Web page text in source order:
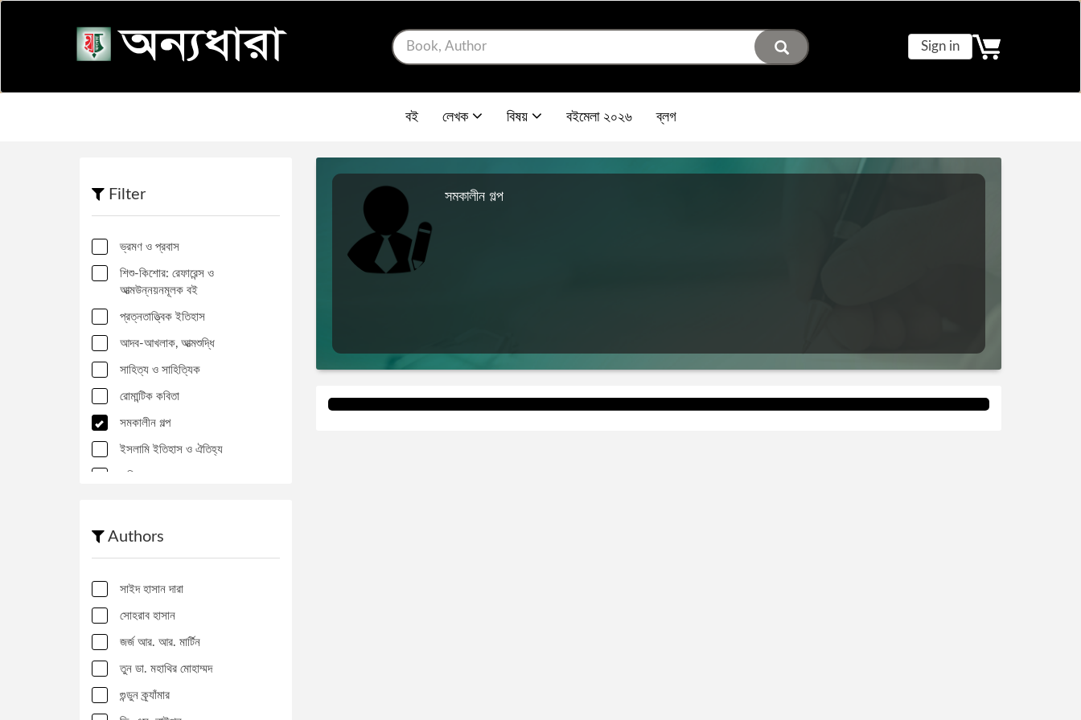
Sign in
বই লেখক বিষয় বইমেলা ২০২৬ ব্লগ
Filter
ভ্রমণ ও প্রবাস
শিশু-কিশোর: রেফারেন্স ও
আত্মউন্নয়নমূলক বই
প্রত্নতাত্ত্বিক ইতিহাস
আদব-আখলাক, আত্মশুদ্ধি
সাহিত্য ও সাহিত্যিক
রোমান্টিক কবিতা
সমকালীন গল্প
ইসলামি ইতিহাস ও ঐতিহ্য
রহস্য উপন্যাস
যুদ্ধাপরাধ, গণহত্যা, শরণার্থী, নারী ও শিশু
রাজনীতি বিষয়ক প্রবন্ধ
লোকসাহিত্য
বিজ্ঞানভিত্তিক প্রবন্ধ
সংকলন
মানসিক ও কাউন্সেলিং
সাংবাদিকতার কলাকৌশল
Authors
সাইদ হাসান দারা
সোহরাব হাসান
জর্জ আর. আর. মার্টিন
তুন ডা. মহাথির মোহাম্মদ
গুন্ডুন ক্র্যাঁমার
সমকালীন গল্প